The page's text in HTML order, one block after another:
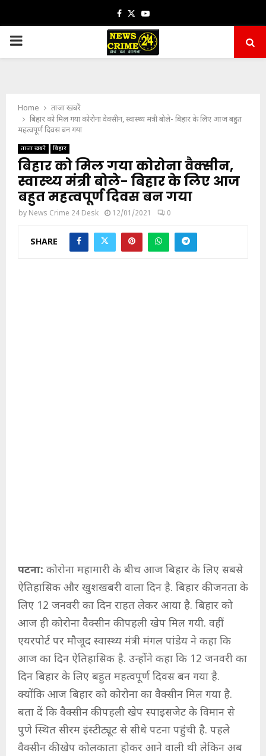
Facebook
TwitterYoutube
PRIMARY
Home
ताजा खबरें
बिहार को मिल गया कोरोना वैक्सीन, स्वास्थ्य मंत्री बोले- बिहार के लिए आज बहुत
महत्वपूर्ण दिवस बन गया
ताजा खबरें बिहार
बिहार को मिल गया कोरोना वैक्सीन,
स्वास्थ्य मंत्री बोले- बिहार के लिए आज
बहुत महत्वपूर्ण दिवस बन गया
by News Crime 24 Desk 12/01/2021 0
SHARE
पटना: कोरोना महामारी के बीच आज बिहार के लिए सबसे
ऐतिहासिक और खुशखबरी वाला दिन है. बिहार की जनता के
लिए 12 जनवरी का दिन राहत लेकर आया है. बिहार को
आज ही कोरोना वैक्‍सीन की पहली खेप मिल गयी. वहीं
एयरपोर्ट पर मौजूद स्वास्थ्य मंत्री मंगल पांडेय ने कहा कि
आज का दिन ऐतिहासिक है. उन्होंने कहा कि 12 जनवरी का
दिन बिहार के लिए बहुत महत्वपूर्ण दिवस बन गया है.
क्योंकि आज बिहार को कोरोना का वैक्सीन मिल गया है.
बता दें कि वैक्‍सीन की पहली खेप स्पाइसजेट के विमान से
पुणे स्थित सीरम इंस्टीट्यूट से सीधे पटना पहुंची है. पहले
वैक्सीन की खेप कोलकाता होकर आने वाली थी लेकिन अब